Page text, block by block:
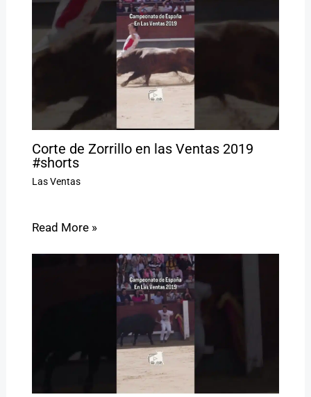
Corte de Zorrillo en las Ventas 2019
#shorts
Las Ventas
Read More »